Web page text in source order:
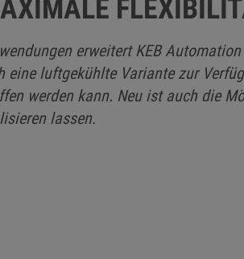
erweitert KEB
luftgekühlte Variante zur
werden kann. Neu ist auch die
lassen.